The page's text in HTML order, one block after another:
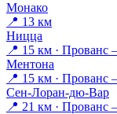
Монако
📍 13 км
Ницца
📍 15 км ·
Ментона
📍 15 км ·
Сен-Лоран-дю-Вар
📍 21 км ·